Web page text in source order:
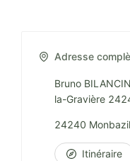
Adresse
Bruno
la-Gravière
24240
Itinéraire